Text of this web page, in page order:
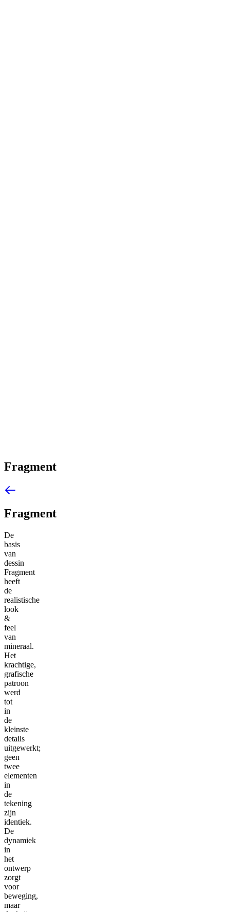
Fragment
Fragment
De
basis
van
dessin
Fragment
heeft
de
realistische
look
&
feel
van
mineraal.
Het
krachtige,
grafische
patroon
werd
tot
in
de
kleinste
details
uitgewerkt;
geen
twee
elementen
in
de
tekening
zijn
identiek.
De
dynamiek
in
het
ontwerp
zorgt
voor
beweging,
maar